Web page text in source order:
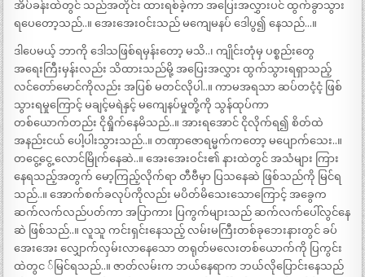
အိပ်ခန်းထဲတွင် သည်အတိုင်း ထားရစ်ခဲ့ကာ အပြေးအလွှားပင် ထွက်ခွာသွား
ရပေတော့သည်..။ အေးအေးဝင်းသည် မကျေမနပ် ဒေါပွ၍ နေသည်…။
ဒါပေမယ့် ဘာကို ဒေါသဖြစ်ရမှန်းတော့ မသိ..၊ ကျိုင်းတုံမှ ပစ္စည်းတွေ
အရေးကြီးမှန်းလည်း သိထားသည်မို့ အပြေးအလွှား ထွက်သွားရရှာသည့်
လင်တော်မောင်ကိုလည်း အပြစ် မတင်လိုပါ..။ ကာမအရသာ ဆပ်တငံ့ငံ့ ဖြစ်
သွားရမှုကြောင့် မချင့်မရဲနှင့် မကျေနပ်မှုတို့ကို သွန်ထုပ်ကာ
တစ်ယောက်တည်း ငိုရှိုက်နေမိသည်..။ အားရအောင် ငိုလိုက်ရ၍ စိတ်ထဲ
အနည်းငယ် ပေါ့ပါးသွားသည်..။ တဏှာဇောရမ္မက်ကတော့ မပျောက်သေး..။
တငွေ့ငွေ့ လောင်မြိုက်နေဆဲ..။ အေးအေးဝင်း၏ နားထဲတွင် အသံများ ကြား
နေရသည့်အတွက် မော့ကြည့်လိုက်ရာ တီဗီမှာ ပြသနေဆဲ ဖြစ်သည်ကို မြင်ရ
သည်..။ အောက်စက်ခလုပ်ကိုလည်း မပိတ်မိသေးသောကြောင့် အခွေက
ဆက်လက်လည်ပတ်ကာ အပြာကား ပြကွက်များသည် ဆက်လက်ပေါ်လွင်နေ
ဆဲ ဖြစ်သည်..။ လူသူ ကင်းရှင်းနေသည့် လမ်းမကြီးတစ်ခုဘေးနားတွင် ခပ်
အေးအေး လျှောက်လှမ်းလာနေသော တရုတ်မလေးတစ်ယောက်ကို ပြကွင်း
ထဲတွင ်မြင်ရသည်..။ ဇာတ်လမ်းက ဘယ်နေရာက ဘယ်လိုပြောင်းနေသည်